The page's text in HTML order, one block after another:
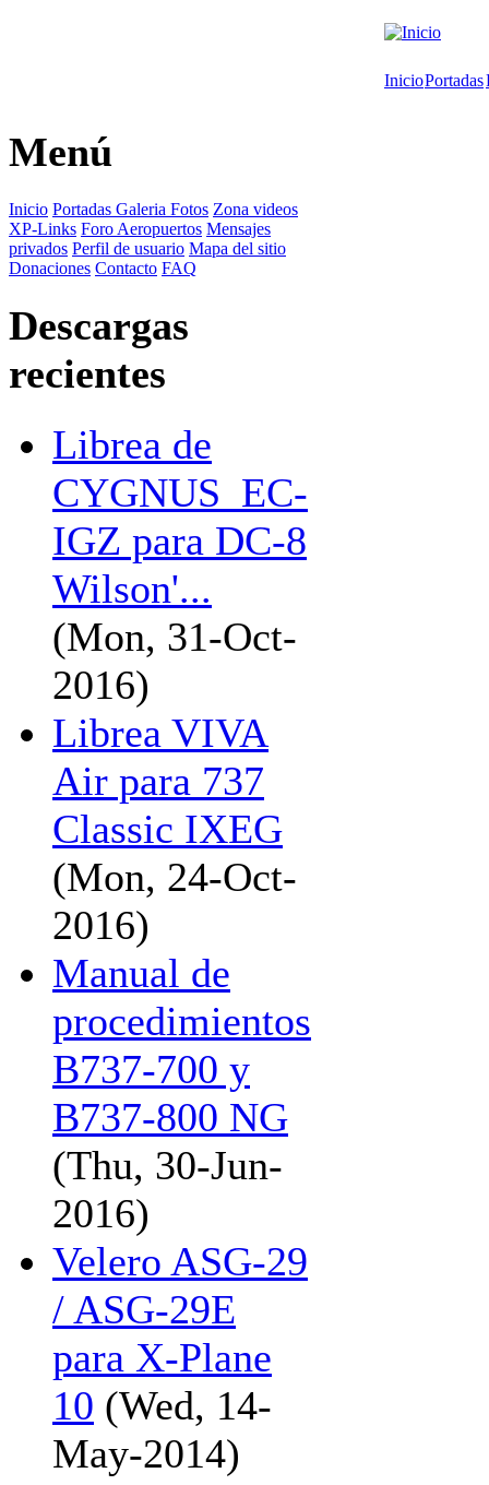
InicioPortadas
Menú
Inicio Portadas Galeria Fotos Zona videos
XP-Links Foro Aeropuertos Mensajes
privados Perfil de usuario Mapa del sitio
Donaciones Contacto FAQ
Descargas
recientes
Librea de
CYGNUS_EC-
IGZ para DC-8
Wilson'...
(Mon, 31-Oct-
2016)
Librea VIVA
Air para 737
Classic IXEG
(Mon, 24-Oct-
2016)
Manual de
procedimientos
B737-700 y
B737-800 NG
(Thu, 30-Jun-
2016)
Velero ASG-29
/ ASG-29E
para X-Plane
10 (Wed, 14-
May-2014)